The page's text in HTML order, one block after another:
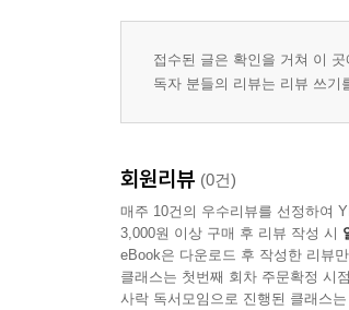
전쟁의 신 마르스의 아들 로물
〈창세기〉와 자료의 불균형
예수의 탄생과 죽음
5. 새로운 신화의 탄생
천계론
접수된 글은 확인을 거쳐 이
독자 분들의 리뷰는 리뷰 쓰기
회원리뷰 (0건)
매주 10건의 우수리뷰를 선정하여
3,000원 이상 구매 후 리뷰 작성 시
eBook은 다운로드 후 작성한 리뷰
클래스는 첫번째 회차 주문확정 시
사락 독서모임으로 진행된 클래스